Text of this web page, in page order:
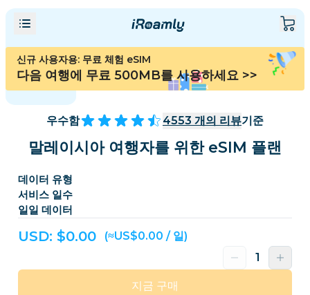
신규 사용자용: 무료 체험 eSIM
다음 여행에 무료 500MB를 사용하세요 >>
우수함 4553 개의 리뷰기준
말레이시아 여행자를 위한 eSIM 플랜
데이터 유형
서비스 일수
일일 데이터
USD: $0.00 (≈US$0.00 / 일)
지금 구매